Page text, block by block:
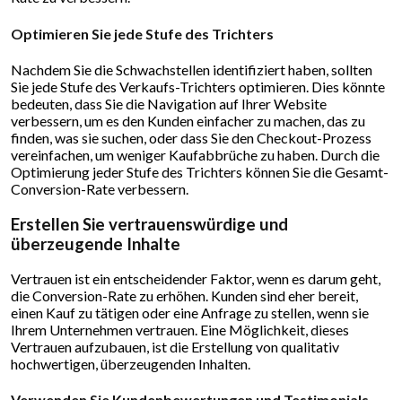
Optimieren Sie jede Stufe des Trichters
Nachdem Sie die Schwachstellen identifiziert haben, sollten
Sie jede Stufe des Verkaufs-Trichters optimieren. Dies könnte
bedeuten, dass Sie die Navigation auf Ihrer Website
verbessern, um es den Kunden einfacher zu machen, das zu
finden, was sie suchen, oder dass Sie den Checkout-Prozess
vereinfachen, um weniger Kaufabbrüche zu haben. Durch die
Optimierung jeder Stufe des Trichters können Sie die Gesamt-
Conversion-Rate verbessern.
Erstellen Sie vertrauenswürdige und
überzeugende Inhalte
Vertrauen ist ein entscheidender Faktor, wenn es darum geht,
die Conversion-Rate zu erhöhen. Kunden sind eher bereit,
einen Kauf zu tätigen oder eine Anfrage zu stellen, wenn sie
Ihrem Unternehmen vertrauen. Eine Möglichkeit, dieses
Vertrauen aufzubauen, ist die Erstellung von qualitativ
hochwertigen, überzeugenden Inhalten.